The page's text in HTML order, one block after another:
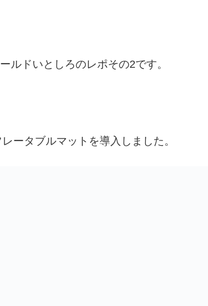
ルドいとしろのレポその2です。
ータブルマットを導入しました。